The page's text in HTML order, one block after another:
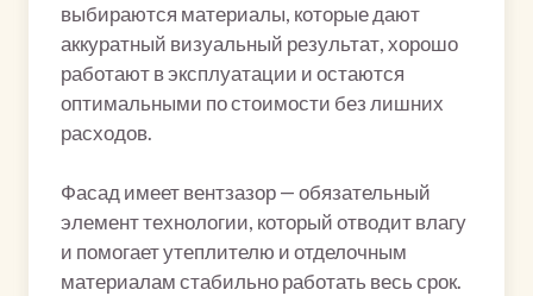
выбираются материалы, которые дают
аккуратный визуальный результат, хорошо
работают в эксплуатации и остаются
оптимальными по стоимости без лишних
расходов.
Фасад имеет вентзазор — обязательный
элемент технологии, который отводит влагу
и помогает утеплителю и отделочным
материалам стабильно работать весь срок.